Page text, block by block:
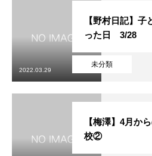
未分類
【野村日記】
った日 3/28
2022.03.29
【梅澤】4月か
校②